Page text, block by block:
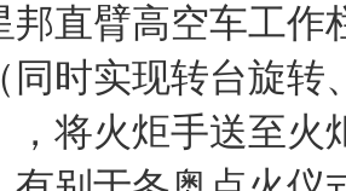
邦直臂高空车工作
同时实现转台旋转
，将火炬手送至火